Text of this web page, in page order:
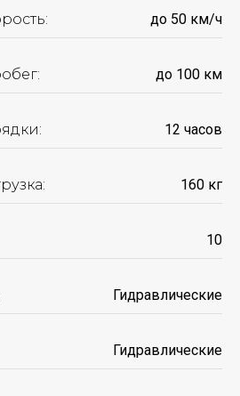
до 50 км/ч
до 100 км
12 часов
160 кг
10
Гидравлические
Гидравлические